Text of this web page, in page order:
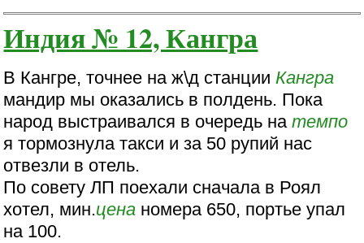
Индия № 12, Кангра
В Кангре, точнее на ж\д станцииКангра
мандир мы оказались в полдень. Пока
народ выстраивался в очередь натемпо
я тормознула такси и за 50 рупий нас
отвезли в отель.
По совету ЛП поехали сначала в Роял
хотел, мин.цена номера 650, портье упал
на 100.